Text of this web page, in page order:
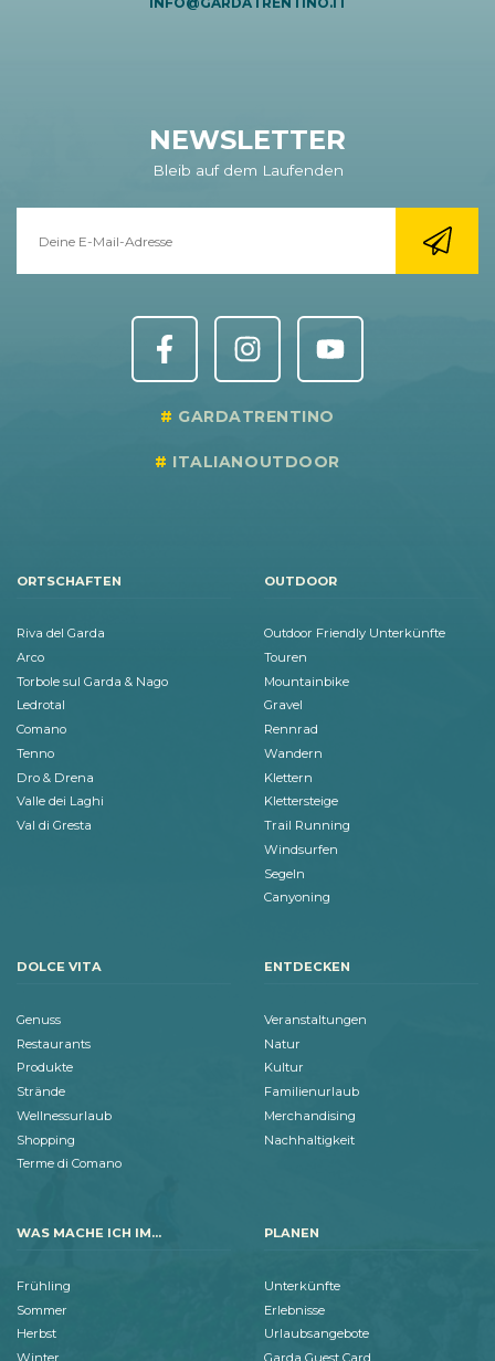
NEWSLETTER
Bleib auf dem Laufenden
GARDATRENTINO
ITALIANOUTDOOR
ORTSCHAFTEN
Riva del Garda
Arco
Torbole sul Garda & Nago
Ledrotal
Comano
Tenno
Dro & Drena
Valle dei Laghi
Val di Gresta
OUTDOOR
Outdoor Friendly Unterkünfte
Touren
Mountainbike
Gravel
Rennrad
Wandern
Klettern
Klettersteige
Trail Running
Windsurfen
Segeln
Canyoning
DOLCE VITA
Genuss
Restaurants
Produkte
Strände
Wellnessurlaub
Shopping
Terme di Comano
ENTDECKEN
Veranstaltungen
Natur
Kultur
Familienurlaub
Merchandising
Nachhaltigkeit
WAS MACHE ICH IM...
Frühling
Sommer
Herbst
PLANEN
Unterkünfte
Erlebnisse
Urlaubsangebote